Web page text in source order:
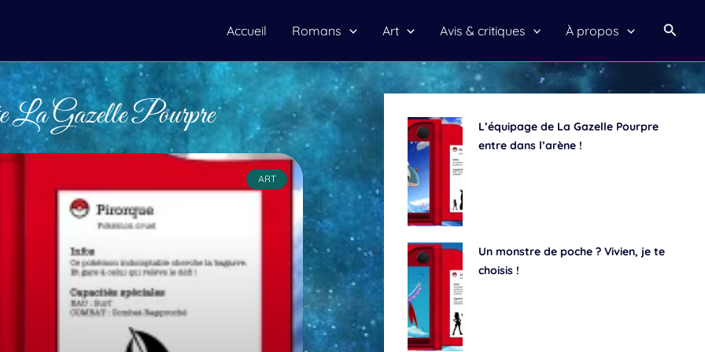
Accueil Romans Art Avis & critiques À propos
La Gazelle Pourpre
ART
L’équipage de La Gazelle Pourpre
entre dans l’arène !
Un monstre de poche ? Vivien, je te
choisis !